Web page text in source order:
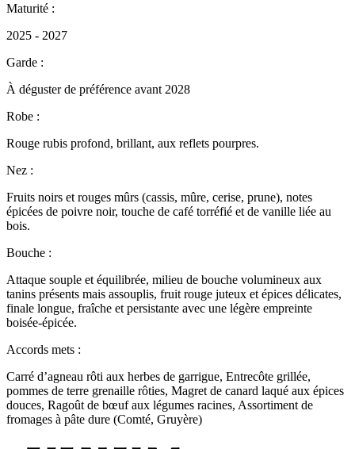
Maturité :
2025 - 2027
Garde :
À déguster de préférence avant 2028
Robe :
Rouge rubis profond, brillant, aux reflets pourpres.
Nez :
Fruits noirs et rouges mûrs (cassis, mûre, cerise, prune), notes
épicées de poivre noir, touche de café torréfié et de vanille liée au
bois.
Bouche :
Attaque souple et équilibrée, milieu de bouche volumineux aux
tanins présents mais assouplis, fruit rouge juteux et épices délicates,
finale longue, fraîche et persistante avec une légère empreinte
boisée‑épicée.
Accords mets :
Carré d’agneau rôti aux herbes de garrigue, Entrecôte grillée,
pommes de terre grenaille rôties, Magret de canard laqué aux épices
douces, Ragoût de bœuf aux légumes racines, Assortiment de
fromages à pâte dure (Comté, Gruyère)